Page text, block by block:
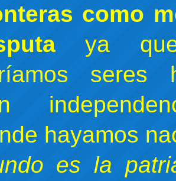
como
ya que
seres
hayamos
es la